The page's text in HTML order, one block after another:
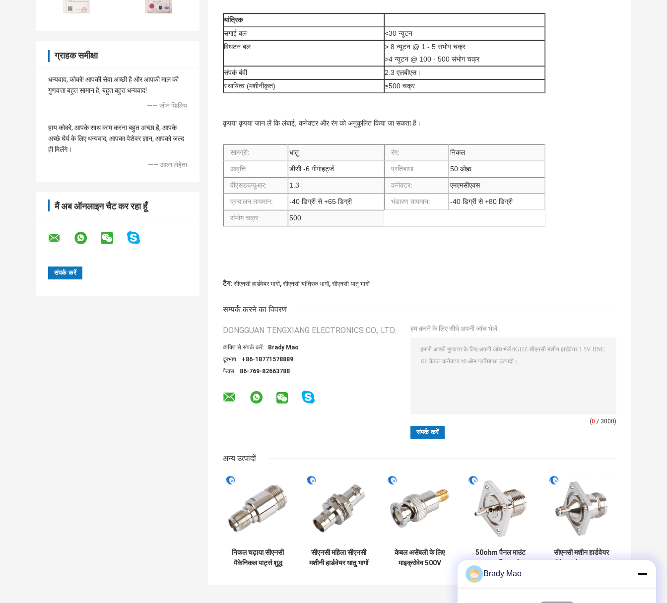
ग्राहक समीक्षा
धन्यवाद, कोको! आपकी सेवा अच्छी है और आपकी माल की
गुणवत्ता बहुत सामान है, बहुत बहुत धन्यवाद!
—— जीन फिलिप
हाय कोको, आपके साथ काम करना बहुत अच्छा है, आपके
अच्छे धैर्य के लिए धन्यवाद, आपका पेशेवर ज्ञान, आपको जल्द
ही मिलेंगे।
—— आला लेहेता
मैं अब ऑनलाइन चैट कर रहा हूँ
यांत्रिक
सगाई बल
<30 न्यूटन
विघटन बल
> 8 न्यूटन @ 1 - 5 संभोग चक्र
>4 न्यूटन @ 100 - 500 संभोग चक्र
संपर्क बंदी
2.3 एलबीएस।
स्थायित्व (मशीनीकृत)
≥500 चक्र
कृपया कृपया जान लें कि लंबाई, कनेक्टर और रंग को अनुकूलित किया जा सकता है।
सामग्री: धातु रंग: निकल
आवृत्ति: डीसी -6 गीगाहर्ट्ज प्रतिबाधा: 50 ओह्म
वीएसडब्ल्यूआर: 1.3 कनेक्टर: एमएमसीएक्स
प्रचालन तापमान: -40 डिग्री से +65 डिग्री भंडारण तापमान: -40 डिग्री से +80 डिग्री
संभोग चक्र: 500
टैग: सीएनसी हार्डवेयर भागों, सीएनसी यांत्रिक भागों, सीएनसी धातु भागों
सम्पर्क करने का विवरण
DONGGUAN TENGXIANG ELECTRONICS CO., LTD.
व्यक्ति से संपर्क करें:
Brady Mao
दूरभाष:
+86-18771578889
फैक्स:
86-769-82663788
हम करने के लिए सीधे अपनी जांच भेजें
(0 / 3000)
अन्य उत्पादों
निकल चढ़ाया सीएनसी
मैकेनिकल पार्ट्स शुद्ध
सीएनसी महिला सीएनसी
मशीनी हार्डवेयर धातु भागों
केबल असेंबली के लिए
माइक्रोवेव 500V
50ohm पैनल माउंट
सीएनसी हार्डवेयर पार्ट्स
सीएनसी मशीन हार्डवेयर
Brady Mao